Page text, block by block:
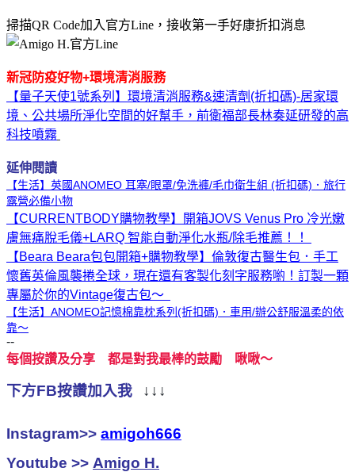
掃描QR Code加入官方Line，接收第一手好康折扣消息
新冠防疫好物+環境清消服務
【量子天使1號系列】環境清消服務&速清劑(折扣碼)-居家環
境、公共場所淨化空間的好幫手，前衛福部長林奏延研發的高
科技噴霧
延伸閱讀
【生活】英國ANOMEO 耳塞/眼罩/免洗褲/毛巾衛生組 (折扣碼)．旅行
露營必備小物
【CURRENTBODY購物教學】開箱JOVS Venus Pro 冷光嫩
膚無痛脫毛儀+LARQ 智能自動淨化水瓶/除毛推薦！！
【Beara Beara包包開箱+購物教學】倫敦復古醫生包．手工
懷舊英倫風襲捲全球，現在還有客製化刻字服務喲！訂製一顆
專屬於你的Vintage復古包～
【生活】ANOMEO記憶棉靠枕系列(折扣碼)．車用/辦公舒服溫柔的依
靠～
--
每個按讚及分享 都是對我最棒的鼓勵 啾啾～
下方FB按讚加入我 ↓↓↓
Instagram>> amigoh666
Youtube >> Amigo H.